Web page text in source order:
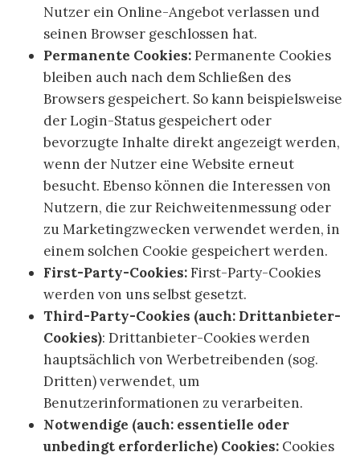
Nutzer ein Online-Angebot verlassen und
seinen Browser geschlossen hat.
Permanente Cookies:Permanente Cookies
bleiben auch nach dem Schließen des
Browsers gespeichert. So kann beispielsweise
der Login-Status gespeichert oder
bevorzugte Inhalte direkt angezeigt werden,
wenn der Nutzer eine Website erneut
besucht. Ebenso können die Interessen von
Nutzern, die zur Reichweitenmessung oder
zu Marketingzwecken verwendet werden, in
einem solchen Cookie gespeichert werden.
First-Party-Cookies:First-Party-Cookies
werden von uns selbst gesetzt.
Third-Party-Cookies (auch: Drittanbieter-
Cookies): Drittanbieter-Cookies werden
hauptsächlich von Werbetreibenden (sog.
Dritten) verwendet, um
Benutzerinformationen zu verarbeiten.
Notwendige (auch: essentielle oder
unbedingt erforderliche) Cookies: Cookies